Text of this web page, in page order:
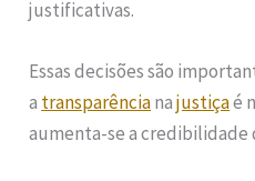
justificativas.
Essas decisões são
a transparêncianajustiçaé
aumenta-se a credibilidade